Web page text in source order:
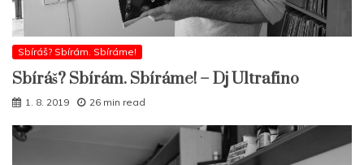
Sbíráš? Sbírám. Sbíráme!
Sbíráš? Sbírám. Sbíráme! – Dj Ultrafino
1. 8. 2019 26 min read